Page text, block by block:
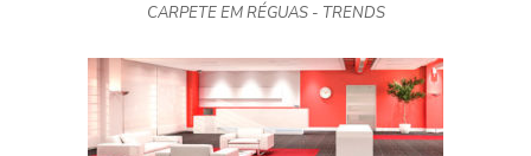
CARPETE EM RÉGUAS - TRENDS